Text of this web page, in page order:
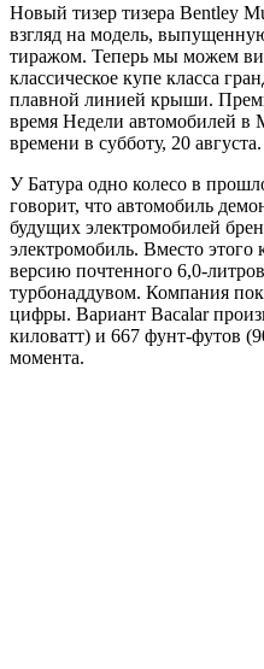
Новый тизер тизера Bentley
взгляд на модель,
тиражом. Теперь мы можем
классическое купе класса
плавной линией крыши.
время Недели автомобилей в
времени в субботу, 20 августа.
У Батура одно колесо в
говорит, что автомобиль
будущих электромобилей
электромобиль. Вместо
версию почтенного 6,0-
турбонаддувом. Компания
цифры. Вариант Bacalar
киловатт) и 667 фунт-футов
момента.